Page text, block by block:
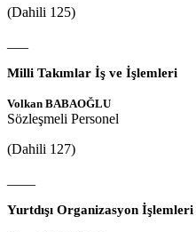
(Dahili 125)
Milli Takımlar İş ve İşlemleri
Volkan BABAOĞLU
Sözleşmeli Personel
(Dahili 127)
Yurtdışı Organizasyon İşlemleri